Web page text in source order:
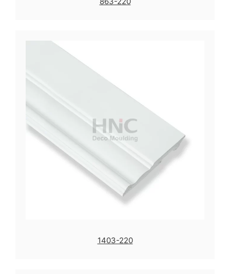
1403-220